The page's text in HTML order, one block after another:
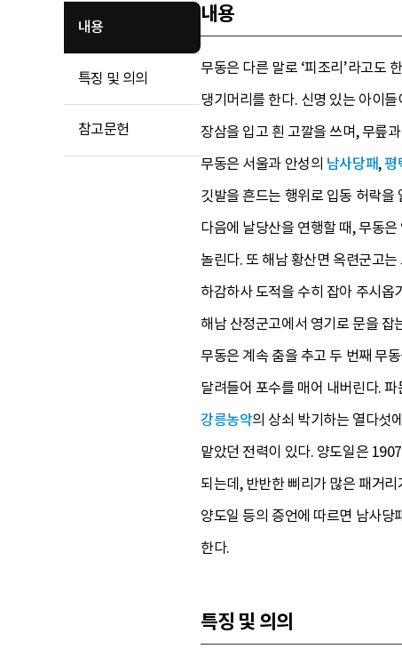
내용
특징 및 의의
참고문헌
내용
무동은 다른 말로 ‘피조리’라고도
댕기머리를 한다. 신명 있는 아이
장삼을 입고 흰 고깔을 쓰며, 무릎
무동은 서울과 안성의 남사당패,평
깃발을 흔드는 행위로 입동 허락을
다음에 날당산을 연행할 때, 무동
놀린다. 또 해남 황산면 옥련군고
하감하사 도적을 수히 잡아 주시옵
해남 산정군고에서 영기로 문을 잡
무동은 계속 춤을 추고 두 번째 무
달려들어 포수를 매어 내버린다.
강릉농악의 상쇠 박기하는 열다섯
맡았던 전력이 있다. 양도일은
되는데, 반반한 삐리가 많은 패거
양도일 등의 증언에 따르면 남사
한다.
특징 및 의의